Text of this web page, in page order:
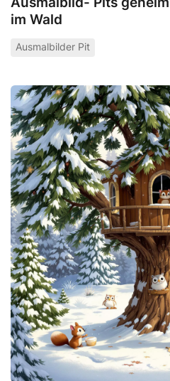
im Wald
Ausmalbilder Pit